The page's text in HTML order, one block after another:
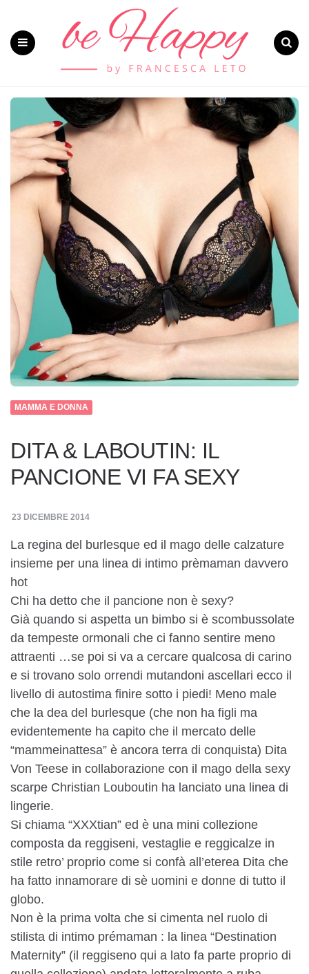
MAMMA E DONNA
DITA & LABOUTIN: IL
PANCIONE VI FA SEXY
23 DICEMBRE 2014
La regina del burlesque ed il mago delle calzature
insieme per una linea di intimo prèmaman davvero
hot
Chi ha detto che il pancione non è sexy?
Già quando si aspetta un bimbo si è scombussolate
da tempeste ormonali che ci fanno sentire meno
attraenti …se poi si va a cercare qualcosa di carino
e si trovano solo orrendi mutandoni ascellari ecco il
livello di autostima finire sotto i piedi! Meno male
che la dea del burlesque (che non ha figli ma
evidentemente ha capito che il mercato delle
“mammeinattesa” è ancora terra di conquista) Dita
Von Teese in collaborazione con il mago della sexy
scarpe Christian Louboutin ha lanciato una linea di
lingerie.
Si chiama “XXXtian” ed è una mini collezione
composta da reggiseni, vestaglie e reggicalze in
stile retro’ proprio come si confà all’eterea Dita che
ha fatto innamorare di sè uomini e donne di tutto il
globo.
Non è la prima volta che si cimenta nel ruolo di
stilista di intimo prémaman : la linea “Destination
Maternity” (il reggiseno qui a lato fa parte proprio di